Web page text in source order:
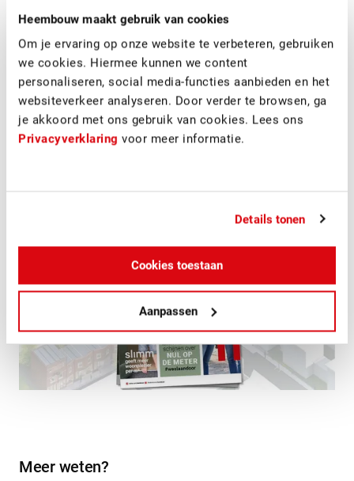
Heembouw maakt gebruik van cookies
Om je ervaring op onze website te verbeteren, gebruiken
we cookies. Hiermee kunnen we content
personaliseren, social media-functies aanbieden en het
websiteverkeer analyseren. Door verder te browsen, ga
je akkoord met ons gebruik van cookies. Lees ons
Privacyverklaring voor meer informatie.
Details tonen
Cookies toestaan
Aanpassen
magazine staat duurzaamheid centraal. Vier experts laten
hun licht schijnen over Nul op de meter en reageren op de
stelling of we met Nul op de meter doorslaan of niet. Dit
levert prikkelende artikelen op. Nieuwsgierig?
Afgelopen week zijn de eerste magazines verstuurd. De
eerste reacties zijn positief, dus op naar de volgende editie
in het najaar!
Meer weten?